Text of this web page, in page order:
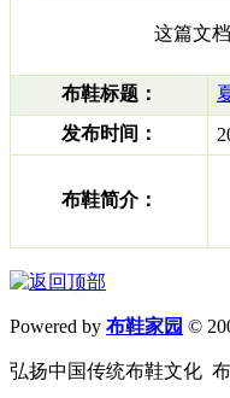
这篇文
布鞋标题：
发布时间：
布鞋简介：
Powered by 布鞋家园 ©
弘扬中国传统布鞋文化